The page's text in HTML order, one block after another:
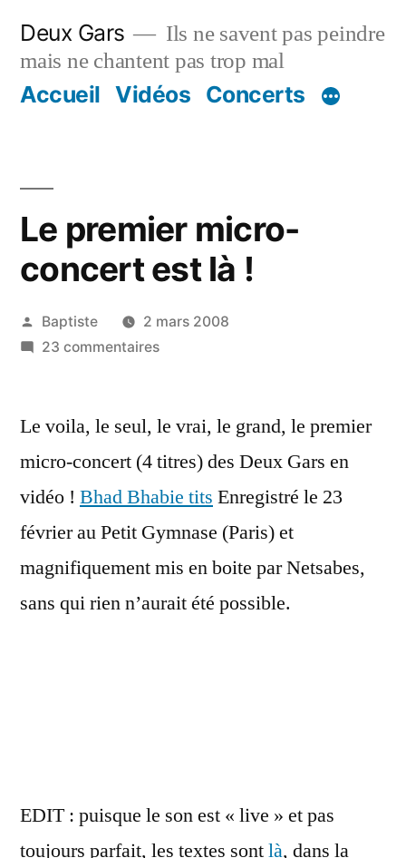
contenu
Deux Gars
Ils ne savent pas peindre
mais ne chantent pas trop mal
Accueil Vidéos Concerts
Le premier micro-
concert est là !
Publié
par
Baptiste
2 mars 2008
23 commentairessur
micro-
est
là
Le voila, le seul, le vrai, le grand, le premier
micro-concert (4 titres) des Deux Gars en
vidéo ! Bhad Bhabie tits Enregistré le 23
février au Petit Gymnase (Paris) et
magnifiquement mis en boite par Netsabes,
sans qui rien n’aurait été possible.
EDIT : puisque le son est « live » et pas
toujours parfait, les textes sontlà, dans la